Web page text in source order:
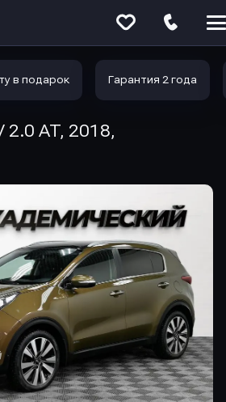
в подарок Гарантия 2 года
2.0 AT, 2018,